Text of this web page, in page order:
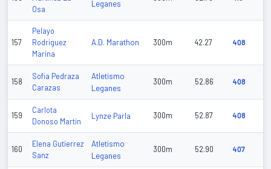
Osa
Leganes
157
Pelayo
Rodriguez
Marina
A.D. Marathon 300m 42.27 408
158
Sofia Pedraza
Carazas
Atletismo
Leganes
300m 52.86 408
159
Carlota
Donoso Martin
Lynze Parla 300m 52.87 408
160
Elena Gutierrez
Sanz
Atletismo
Leganes
300m 52.90 407